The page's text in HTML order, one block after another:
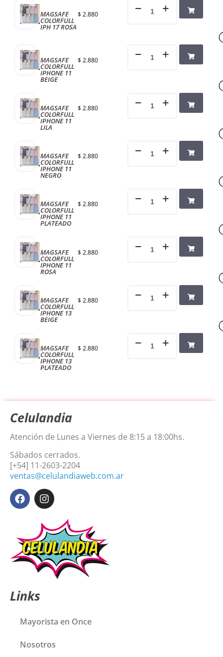
MAGSAFE
COLORFULL
IPH 17 ROSA
$ 2.880
MAGSAFE
COLORFULL
IPHONE 11
BEIGE
$ 2.880
MAGSAFE
COLORFULL
IPHONE 11
LILA
$ 2.880
MAGSAFE
COLORFULL
IPHONE 11
NEGRO
$ 2.880
MAGSAFE
COLORFULL
IPHONE 11
PLATEADO
$ 2.880
MAGSAFE
COLORFULL
IPHONE 11
ROSA
$ 2.880
MAGSAFE
COLORFULL
IPHONE 13
BEIGE
$ 2.880
MAGSAFE
COLORFULL
IPHONE 13
PLATEADO
$ 2.880
Celulandia
Atención de Lunes a Viernes de 8:15 a 18:00hs.
Sábados cerrados.
[+54] 11-2603-2204
ventas@celulandiaweb.com.ar
Links
Mayorista en Once
Nosotros